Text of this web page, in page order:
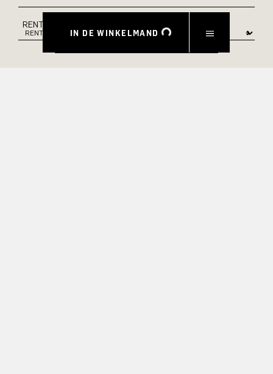
IN DE WINKELMAND
RENTE